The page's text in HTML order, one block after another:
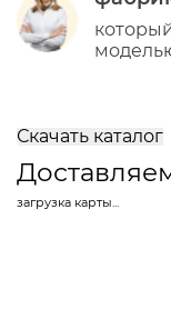
Скачать каталог
загрузка карты...